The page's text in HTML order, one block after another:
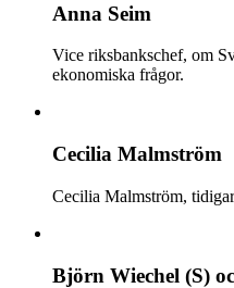
Anna Seim
Vice riksbankschef, om
ekonomiska frågor.
Cecilia Malmström
Cecilia Malmström,
Björn Wiechel (S)